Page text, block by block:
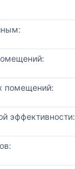
помещений:
эффективности: